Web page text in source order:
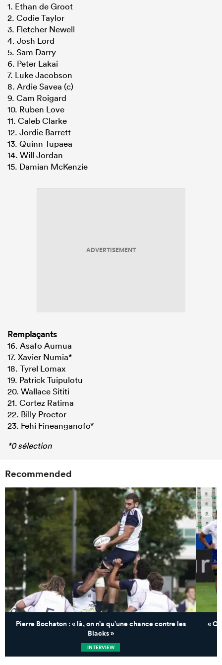
1. Ethan de Groot
2. Codie Taylor
3. Fletcher Newell
4. Josh Lord
5. Sam Darry
6. Peter Lakai
7. Luke Jacobson
8. Ardie Savea (c)
9. Cam Roigard
10. Ruben Love
11. Caleb Clarke
12. Jordie Barrett
13. Quinn Tupaea
14. Will Jordan
15. Damian McKenzie
ADVERTISEMENT
Remplaçants
16. Asafo Aumua
17. Xavier Numia*
18. Tyrel Lomax
19. Patrick Tuipulotu
20. Wallace Sititi
21. Cortez Ratima
22. Billy Proctor
23. Fehi Fineanganofo*
*0 sélection
Recommended
Pierre Bochaton : « là, on n’a qu’une chance contre les
Blacks »
INTERVIEW
«